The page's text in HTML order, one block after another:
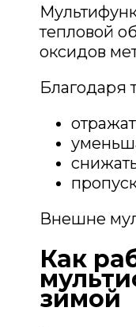
тепловой
оксидов
Благодаря
Внешне
Как
зимой